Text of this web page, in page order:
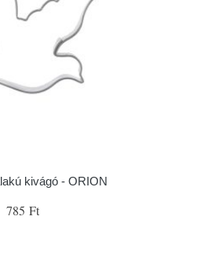
kivágó - ORION
785 Ft